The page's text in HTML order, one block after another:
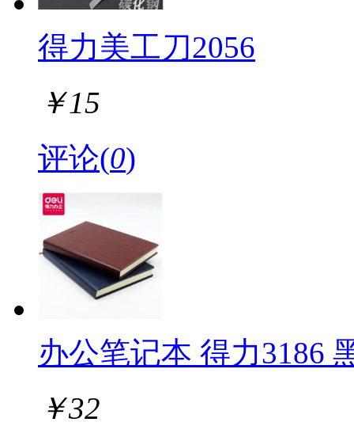
得力美工刀2056
￥15
评论(0)
办公笔记本 得力3186
￥32